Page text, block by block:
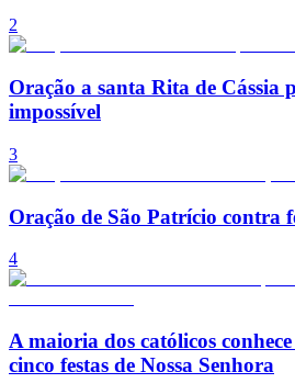
2
Oração a santa Rita de Cássia
impossível
3
Oração de São Patrício contra
4
A maioria dos católicos
cinco festas de Nossa Senhora